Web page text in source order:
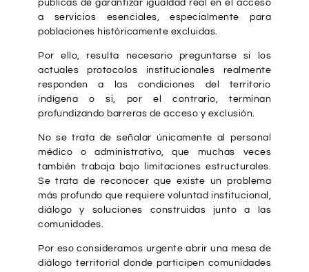
públicas de garantizar igualdad real en el acceso
a servicios esenciales, especialmente para
poblaciones históricamente excluidas.
Por ello, resulta necesario preguntarse si los
actuales protocolos institucionales realmente
responden a las condiciones del territorio
indígena o si, por el contrario, terminan
profundizando barreras de acceso y exclusión.
No se trata de señalar únicamente al personal
médico o administrativo, que muchas veces
también trabaja bajo limitaciones estructurales.
Se trata de reconocer que existe un problema
más profundo que requiere voluntad institucional,
diálogo y soluciones construidas junto a las
comunidades.
Por eso consideramos urgente abrir una mesa de
diálogo territorial donde participen comunidades